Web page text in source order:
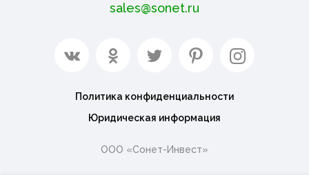
sales@sonet.ru
Политика конфиденциальности
Юридическая информация
ООО «Сонет-Инвест»